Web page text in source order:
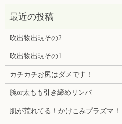
吹出物出現その2
吹出物出現その1
カチカチお尻はダメです！
腕or太もも引き締めリンパ
肌が荒れてる！かけこみプラズマ！